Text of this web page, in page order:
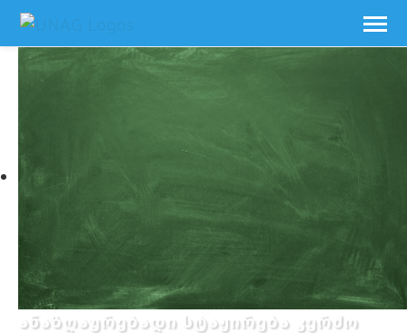
ანაზღაურებადი სტაჟირება კერძო